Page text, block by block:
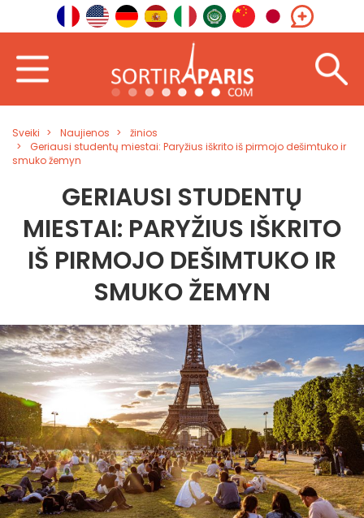
Sveiki Naujienos
žinios
Geriausi studentų miestai: Paryžius iškrito iš pirmojo dešimtuko ir
smuko žemyn
GERIAUSI STUDENTŲ
MIESTAI: PARYŽIUS IŠKRITO
IŠ PIRMOJO DEŠIMTUKO IR
SMUKO ŽEMYN